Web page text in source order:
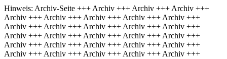
Hinweis: Archiv-Seite +++ Archiv +++ Archiv +++ Archiv +++
Archiv +++ Archiv +++ Archiv +++ Archiv +++ Archiv +++
Archiv +++ Archiv +++ Archiv +++ Archiv +++ Archiv +++
Archiv +++ Archiv +++ Archiv +++ Archiv +++ Archiv +++
Archiv +++ Archiv +++ Archiv +++ Archiv +++ Archiv +++
Archiv +++ Archiv +++ Archiv +++ Archiv +++ Archiv +++